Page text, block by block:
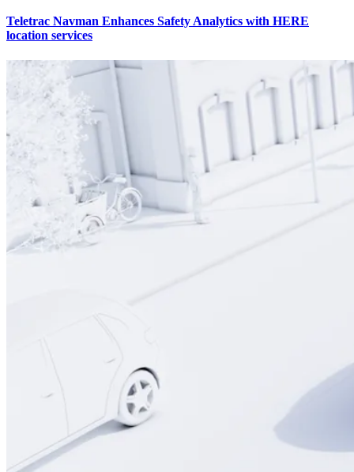
Teletrac Navman Enhances Safety Analytics with HERE
location services